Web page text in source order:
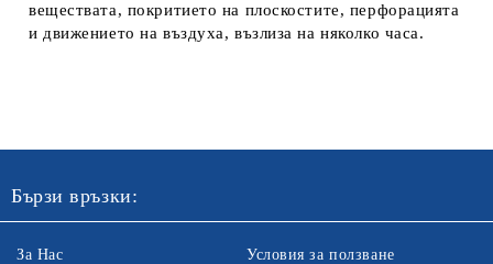
веществата, покритието на плоскостите, перфорацията
и движението на въздуха, възлиза на няколко часа.
Бързи връзки:
За Нас Условия за ползване